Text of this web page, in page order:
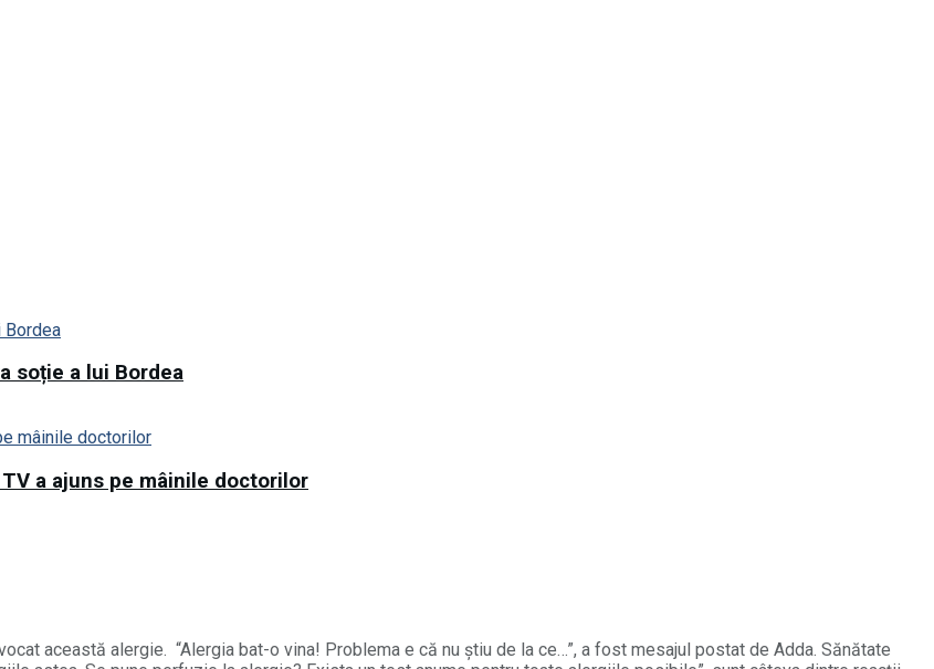
soție a lui Bordea
a ajuns pe mâinile doctorilor
această alergie. “Alergia bat-o vina! Problema e că nu știu de la ce…”, a fost mesajul postat de Adda. Sănătate